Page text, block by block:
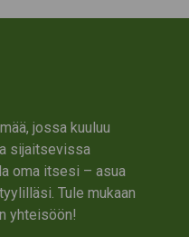
jossa kuuluu
sijaitsevissa
oma itsesi – asua
Tule mukaan
yhteisöön!